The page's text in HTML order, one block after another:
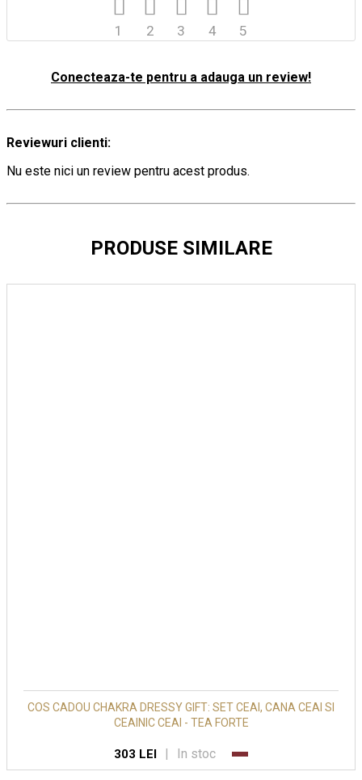
5
4
3
2
1
Conecteaza-te pentru a adauga un review!
Reviewuri clienti:
Nu este nici un review pentru acest produs.
PRODUSE SIMILARE
COS CADOU CHAKRA DRESSY GIFT: SET CEAI, CANA CEAI SI
CEAINIC CEAI - TEA FORTE
303 LEI In stoc